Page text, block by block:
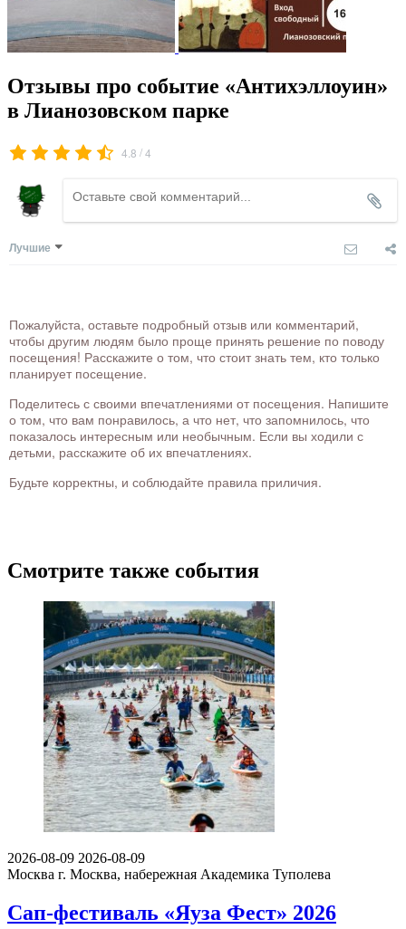
Отзывы про событие «Антихэллоуин»
в Лианозовском парке
4.8 /4
Лучшие
Пожалуйста, оставьте подробный отзыв или комментарий,
чтобы другим людям было проще принять решение по поводу
посещения! Расскажите о том, что стоит знать тем, кто только
планирует посещение.
Поделитесь с своими впечатлениями от посещения. Напишите
о том, что вам понравилось, а что нет, что запомнилось, что
показалось интересным или необычным. Если вы ходили с
детьми, расскажите об их впечатлениях.
Будьте корректны, и соблюдайте правила приличия.
Смотрите также события
2026-08-09 2026-08-09
Москва г. Москва, набережная Академика Туполева
Сап-фестиваль «Яуза Фест» 2026